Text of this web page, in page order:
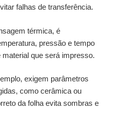
falhas de transferência.
térmica, é
pressão e tempo
que será impresso.
exigem parâmetros
como cerâmica ou
da folha evita sombras e